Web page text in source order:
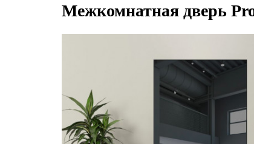
Межкомнатная дверь